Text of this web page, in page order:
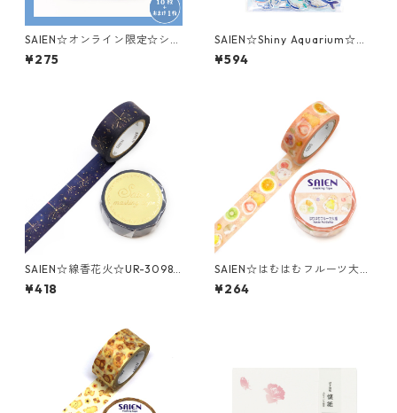
SAIEN☆オンライン限定☆シー
ルバイキング☆セットA☆おま
け付！
¥275
SAIEN☆Shiny Aquarium☆Dy
namic Ocean☆クリアフレー
クシール☆Y-0043☆ホログ
¥594
SAIEN☆線香花火☆UR-3098
☆金箔☆マスキングテープ
¥418
SAIEN☆はむはむフルーツ大福
☆UR-0280☆マスキングテー
プ
¥264